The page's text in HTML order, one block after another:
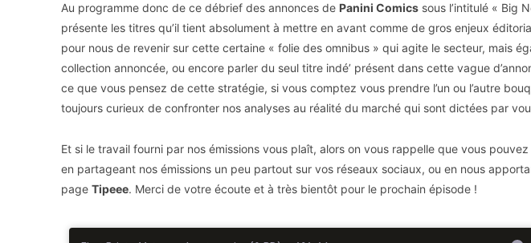
Au programme donc de ce débrief des annonces de Panini Comics sous l’intitulé « Big
présente les titres qu’il tient absolument à mettre en avant comme de gros enjeux
pour nous de revenir sur cette certaine « folie des omnibus » qui agite le secteur, mais
collection annoncée, ou encore parler du seul titre indé’ présent dans cette vague
ce que vous pensez de cette stratégie, si vous comptez vous prendre l’un ou l’autre
toujours curieux de confronter nos analyses au réalité du marché qui sont dictées par
Et si le travail fourni par nos émissions vous plaît, alors on vous rappelle que vous
en partageant nos émissions un peu partout sur vos réseaux sociaux, ou en nous
page Tipeee. Merci de votre écoute et à très bientôt pour le prochain épisode !